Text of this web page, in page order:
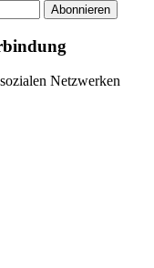
Abonnieren
Netzwerken